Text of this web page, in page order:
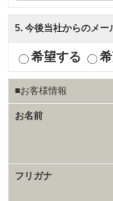
5. 今後当社からのメ
希望する
■お客様情報
お名前
フリガナ